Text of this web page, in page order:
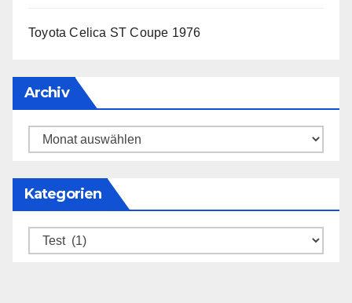
Toyota Celica ST Coupe 1976
Archiv
Archiv
Kategorien
Kategorien